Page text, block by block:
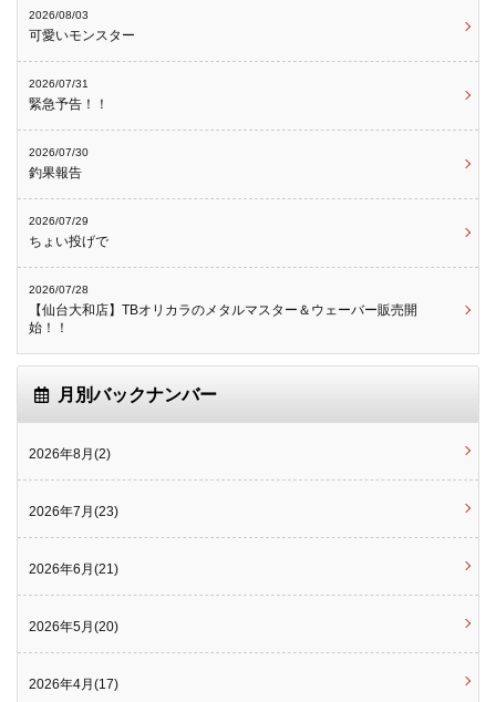
2026/08/03
可愛いモンスター
2026/07/31
緊急予告！！
2026/07/30
釣果報告
2026/07/29
ちょい投げで
2026/07/28
【仙台大和店】TBオリカラのメタルマスター＆ウェーバー販売開
始！！
月別バックナンバー
2026年8月(2)
2026年7月(23)
2026年6月(21)
2026年5月(20)
2026年4月(17)